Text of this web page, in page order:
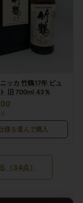
ッカ 竹鶴17年 ピュ
旧 700ml 43％
様を選んで購入
（34点）